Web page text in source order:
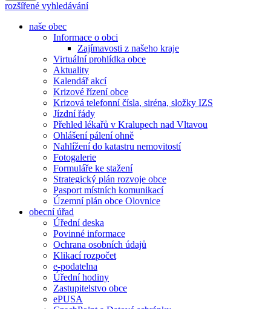
rozšířené vyhledávání
naše obec
Informace o obci
Zajímavosti z našeho kraje
Virtuální prohlídka obce
Aktuality
Kalendář akcí
Krizové řízení obce
Krizová telefonní čísla, siréna, složky IZS
Jízdní řády
Přehled lékařů v Kralupech nad Vltavou
Ohlášení pálení ohně
Nahlížení do katastru nemovitostí
Fotogalerie
Formuláře ke stažení
Strategický plán rozvoje obce
Pasport místních komunikací
Územní plán obce Olovnice
obecní úřad
Úřední deska
Povinné informace
Ochrana osobních údajů
Klikací rozpočet
e-podatelna
Úřední hodiny
Zastupitelstvo obce
ePUSA